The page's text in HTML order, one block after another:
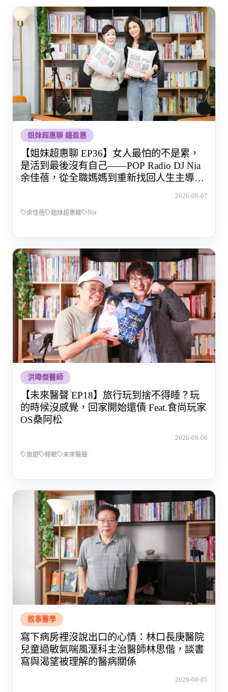
姐妹超惠聊 鐘盈惠
【姐妹超惠聊 EP36】女人最怕的不是累，
是活到最後沒有自己——POP Radio DJ Nia
余佳蓓，從全職媽媽到重新找回人生主導權
2026-08-07
余佳蓓 姐妹超惠聊 Nia
洪暐傑醫師
【未來醫聲 EP18】旅行玩到捨不得睡？玩
的時候沒感覺，回家開始還債 Feat.食尚玩家
OS桑阿松
2026-08-06
旅遊 睡眠 未來醫聲
敘事醫學
寫下病房裡沒說出口的心情：林口長庚醫院
兒童過敏氣喘風溼科主治醫師林思偕，談書
寫與渴望被理解的醫病關係
2026-08-05